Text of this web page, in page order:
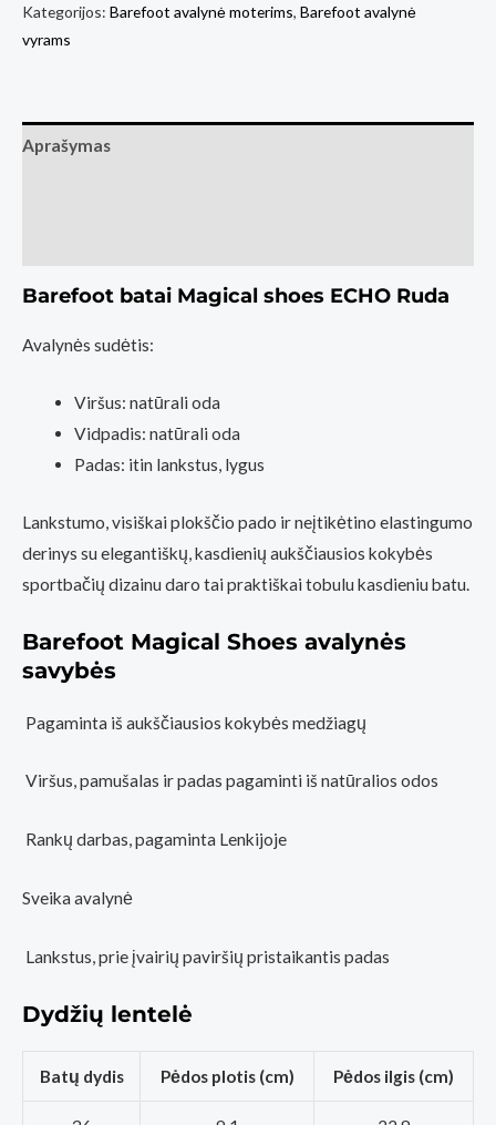
Kategorijos: Barefoot avalynė moterims, Barefoot avalynė
vyrams
Aprašymas
Barefoot batai Magical shoes ECHO Ruda
Avalynės sudėtis:
Viršus: natūrali oda
Vidpadis: natūrali oda
Padas: itin lankstus, lygus
Lankstumo, visiškai plokščio pado ir neįtikėtino elastingumo
derinys su elegantiškų, kasdienių aukščiausios kokybės
sportbačių dizainu daro tai praktiškai tobulu kasdieniu batu.
Barefoot Magical Shoes avalynės
savybės
Pagaminta iš aukščiausios kokybės medžiagų
Viršus, pamušalas ir padas pagaminti iš natūralios odos
Rankų darbas, pagaminta Lenkijoje
Sveika avalynė
Lankstus, prie įvairių paviršių pristaikantis padas
Dydžių lentelė
Batų dydis Pėdos plotis (cm) Pėdos ilgis (cm)